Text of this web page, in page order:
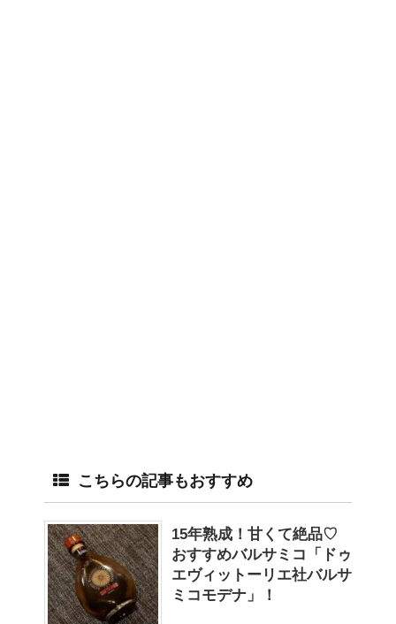
こちらの記事もおすすめ
15年熟成！甘くて絶品♡
おすすめバルサミコ「ドゥ
エヴィットーリエ社バルサ
ミコモデナ」！